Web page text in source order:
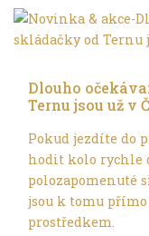
Dlouho
Ternu jsou už v
Pokud jezdíte do
hodit kolo rychle
polozapomenuté
jsou k tomu
prostředkem.